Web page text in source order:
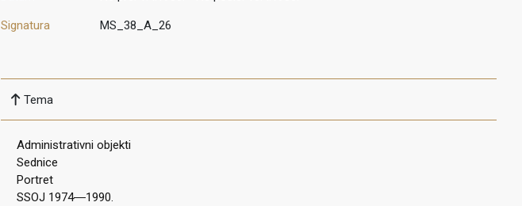
Signatura MS_38_A_26
Tema
Administrativni objekti
Sednice
Portret
SSOJ 1974―1990.